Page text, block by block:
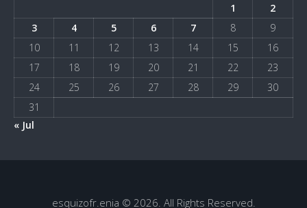
1
2
3
4 5 6 7 8
9
10
11 12 13 14 15
16
17
18 19 20 21 22
23
24
25 26 27 28 29
30
31
« Jul
esquizofr.enia © 2026. All Rights Reserved.